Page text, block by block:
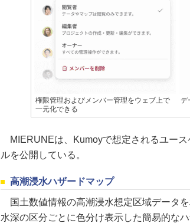
権限管理およびメンバー管理をウェブ上で
一元化できる
デ
MIERUNEは、Kumoyで想定されるユー
ルを公開している。
高潮浸水ハザードマップ
国土数値情報の高潮浸水想定区域データ
水深の区分ごとに色分け表示した簡易的な